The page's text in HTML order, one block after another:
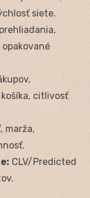
siete.
citlivosť
marža,
CLV/Predicted